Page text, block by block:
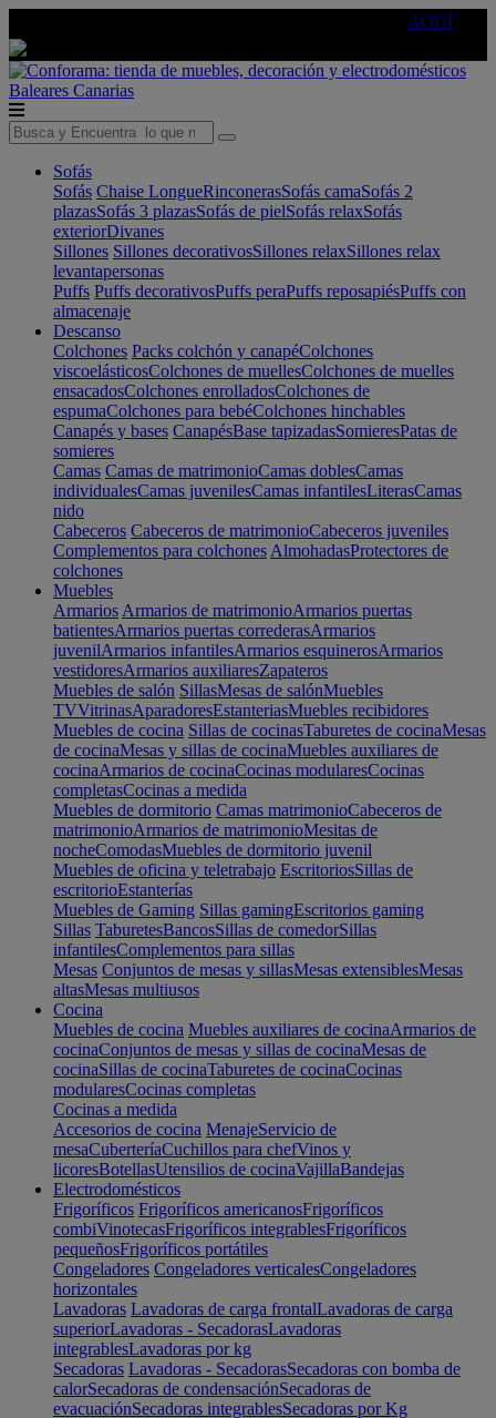
AQUÍ
Baleares Canarias
Sofás
Sofás Chaise LongueRinconerasSofás camaSofás 2
plazasSofás 3 plazasSofás de pielSofás relaxSofás
exteriorDivanes
Sillones Sillones decorativosSillones relaxSillones relax
levantapersonas
Puffs Puffs decorativosPuffs peraPuffs reposapiésPuffs con
almacenaje
Descanso
Colchones Packs colchón y canapéColchones
viscoelásticosColchones de muellesColchones de muelles
ensacadosColchones enrolladosColchones de
espumaColchones para bebéColchones hinchables
Canapés y bases CanapésBase tapizadasSomieresPatas de
somieres
Camas Camas de matrimonioCamas doblesCamas
individualesCamas juvenilesCamas infantilesLiterasCamas
nido
Cabeceros Cabeceros de matrimonioCabeceros juveniles
Complementos para colchones AlmohadasProtectores de
colchones
Muebles
Armarios Armarios de matrimonioArmarios puertas
batientesArmarios puertas correderasArmarios
juvenilArmarios infantilesArmarios esquinerosArmarios
vestidoresArmarios auxiliaresZapateros
Muebles de salón SillasMesas de salónMuebles
TVVitrinasAparadoresEstanteriasMuebles recibidores
Muebles de cocina Sillas de cocinasTaburetes de cocinaMesas
de cocinaMesas y sillas de cocinaMuebles auxiliares de
cocinaArmarios de cocinaCocinas modularesCocinas
completasCocinas a medida
Muebles de dormitorio Camas matrimonioCabeceros de
matrimonioArmarios de matrimonioMesitas de
nocheComodasMuebles de dormitorio juvenil
Muebles de oficina y teletrabajo EscritoriosSillas de
escritorioEstanterías
Muebles de Gaming Sillas gamingEscritorios gaming
Sillas TaburetesBancosSillas de comedorSillas
infantilesComplementos para sillas
Mesas Conjuntos de mesas y sillasMesas extensiblesMesas
altasMesas multiusos
Cocina
Muebles de cocina Muebles auxiliares de cocinaArmarios de
cocinaConjuntos de mesas y sillas de cocinaMesas de
cocinaSillas de cocinaTaburetes de cocinaCocinas
modularesCocinas completas
Cocinas a medida
Accesorios de cocina MenajeServicio de
mesaCuberteríaCuchillos para chefVinos y
licoresBotellasUtensilios de cocinaVajillaBandejas
Electrodomésticos
Frigoríficos Frigoríficos americanosFrigoríficos
combiVinotecasFrigoríficos integrablesFrigoríficos
pequeñosFrigoríficos portátiles
Congeladores Congeladores verticalesCongeladores
horizontales
Lavadoras Lavadoras de carga frontalLavadoras de carga
superiorLavadoras - SecadorasLavadoras
integrablesLavadoras por kg
Secadoras Lavadoras - SecadorasSecadoras con bomba de
calorSecadoras de condensaciónSecadoras de
evacuaciónSecadoras integrablesSecadoras por Kg